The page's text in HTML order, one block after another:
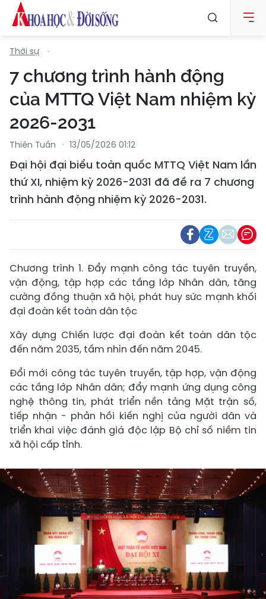
Thời sự
7 chương trình hành động
của MTTQ Việt Nam nhiệm kỳ
2026-2031
Thiên Tuấn 13/05/2026 01:12
Đại hội đại biểu toàn quốc MTTQ Việt Nam lần
thứ XI, nhiệm kỳ 2026-2031 đã đề ra 7 chương
trình hành động nhiệm kỳ 2026-2031.
Chương trình 1. Đẩy mạnh công tác tuyên truyền,
vận động, tập hợp các tầng lớp Nhân dân, tăng
cường đồng thuận xã hội, phát huy sức mạnh khối
đại đoàn kết toàn dân tộc
Xây dựng Chiến lược đại đoàn kết toàn dân tộc
đến năm 2035, tầm nhìn đến năm 2045.
Đổi mới công tác tuyên truyền, tập hợp, vận động
các tầng lớp Nhân dân; đẩy mạnh ứng dụng công
nghệ thông tin, phát triển nền tảng Mặt trận số,
tiếp nhận - phản hồi kiến nghị của người dân và
triển khai việc đánh giá độc lập Bộ chỉ số niềm tin
xã hội cấp tỉnh.